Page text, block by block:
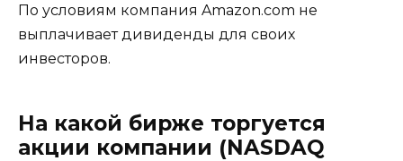
По условиям компания Amazon.com не
выплачивает дивиденды для своих
инвесторов.
На какой бирже торгуется
акции компании (NASDAQ